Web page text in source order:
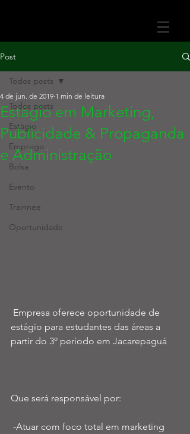
Post
Todos posts
Estágio
Emprego
Bolsa
Evento
Trainnee
Oportunidade
Todos posts
Estágio em Marketing,
Publicidade & Propaganda
e Administração
4 de jun. de 2019 1 min de leitura
estágio para estudantes das áreas a
partir do 3º período em Jacarepaguá
Que será responsável por: